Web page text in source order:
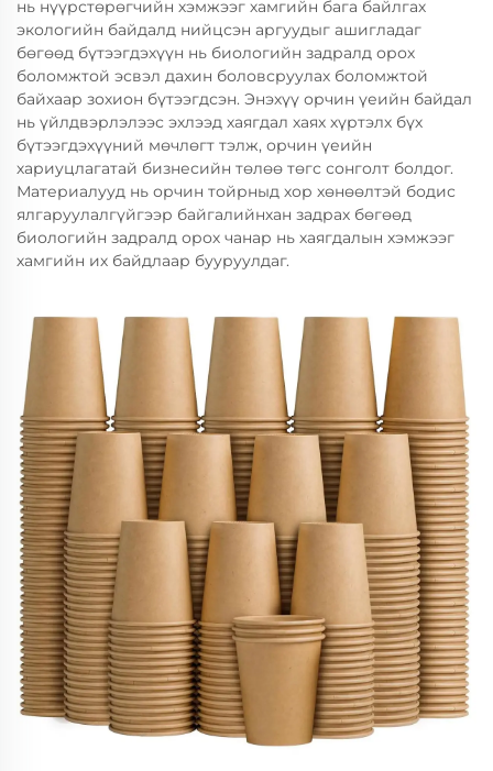
нь нүүрстөрөгчийн хэмжээг хамгийн бага байлгах
экологийн байдалд нийцсэн аргуудыг ашигладаг
бөгөөд бүтээгдэхүүн нь биологийн задралд орох
боломжтой эсвэл дахин боловсруулах боломжтой
байхаар зохион бүтээгдсэн. Энэхүү орчин үеийн байдал
нь үйлдвэрлэлээс эхлээд хаягдал хаях хүртэлх бүх
бүтээгдэхүүний мөчлөгт тэлж, орчин үеийн
хариуцлагатай бизнесийн төлөө төгс сонголт болдог.
Материалууд нь орчин тойрныд хор хөнөөлтэй бодис
ялгаруулалгүйгээр байгалийнхан задрах бөгөөд
биологийн задралд орох чанар нь хаягдалын хэмжээг
хамгийн их байдлаар бууруулдаг.